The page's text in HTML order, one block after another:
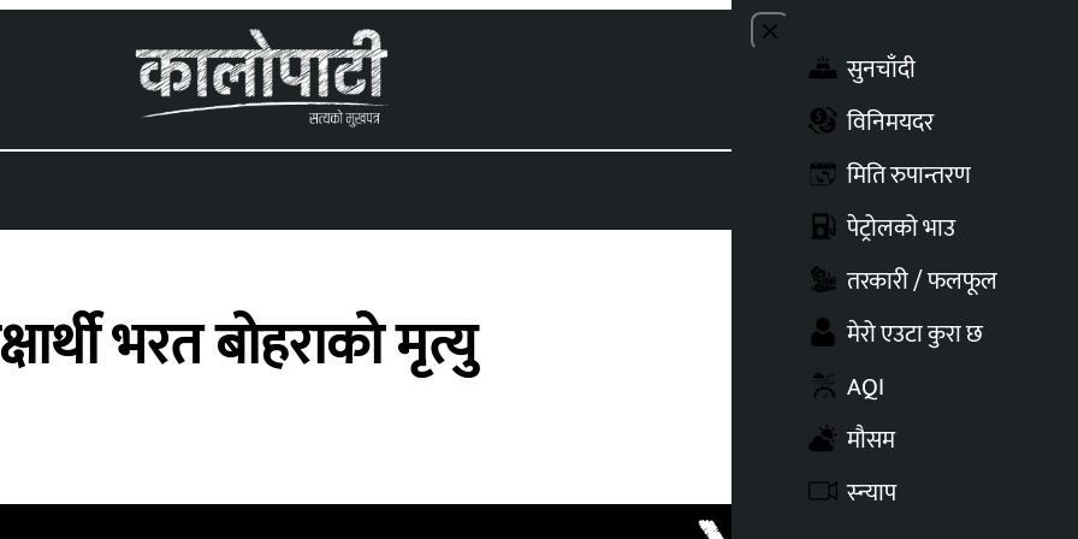
Close menu
सुनचाँदी
विनिमयदर
मिति रुपान्तरण
पेट्रोलको भाउ
तरकारी / फलफूल
मेरो एउटा कुरा छ
AQI
मौसम
स्न्याप
भरत बोहराको मृत्यु